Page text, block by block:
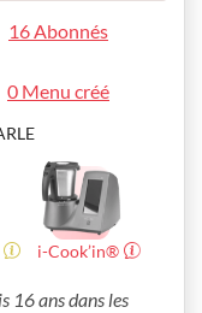
16 Abonnés
0 Menu créé
i-Cook’in®
16 ans dans les